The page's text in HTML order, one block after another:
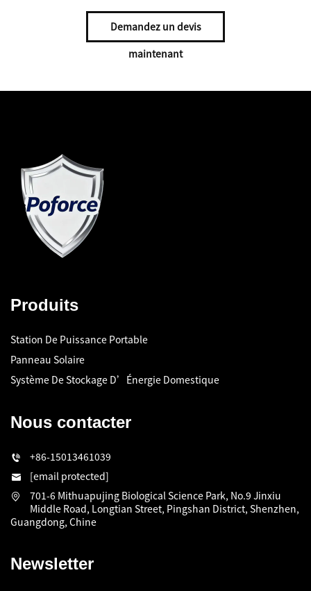
Demandez un devis
maintenant
Produits
Station De Puissance Portable
Panneau Solaire
Système De Stockage D’Énergie Domestique
Nous contacter
+86-15013461039
[email protected]
701-6 Mithuapujing Biological Science Park, No.9 Jinxiu
Middle Road, Longtian Street, Pingshan District, Shenzhen,
Guangdong, Chine
Newsletter